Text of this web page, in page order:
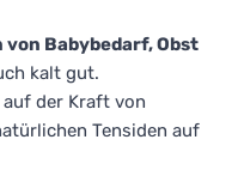
von Babybedarf, Obst
kalt gut.
der Kraft von
Tensiden auf